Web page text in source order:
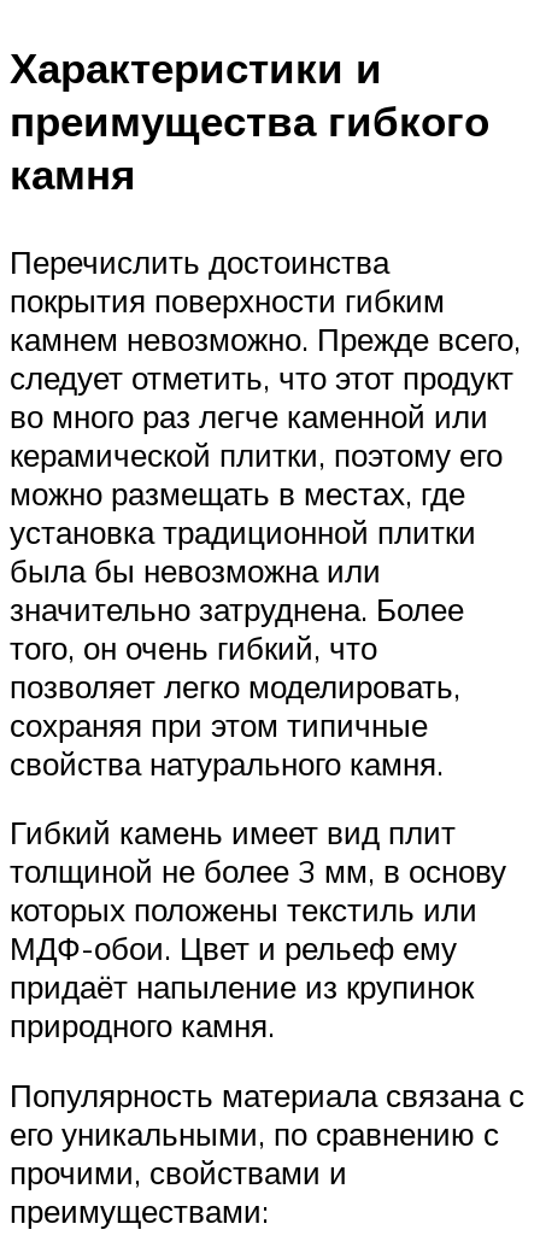
Характеристики и
преимущества гибкого
камня
Перечислить достоинства
покрытия поверхности гибким
камнем невозможно. Прежде всего,
следует отметить, что этот продукт
во много раз легче каменной или
керамической плитки, поэтому его
можно размещать в местах, где
установка традиционной плитки
была бы невозможна или
значительно затруднена. Более
того, он очень гибкий, что
позволяет легко моделировать,
сохраняя при этом типичные
свойства натурального камня.
Гибкий камень имеет вид плит
толщиной не более 3 мм, в основу
которых положены текстиль или
МДФ-обои. Цвет и рельеф ему
придаёт напыление из крупинок
природного камня.
Популярность материала связана с
его уникальными, по сравнению с
прочими, свойствами и
преимуществами: